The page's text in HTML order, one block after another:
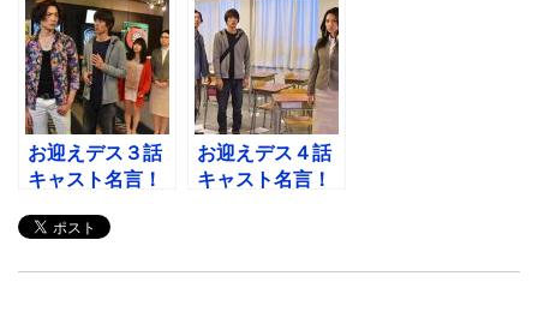
死神幽霊篇！
シマ役は誰？
お迎えデス３話
キャスト名言！
はキンコメ今
お迎えデス４話
キャスト名言！